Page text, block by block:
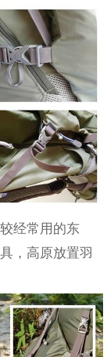
经常用的东
，高原放置羽